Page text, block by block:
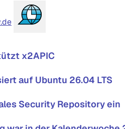
x2APIC
auf Ubuntu 26.04 LTS
Security Repository ein